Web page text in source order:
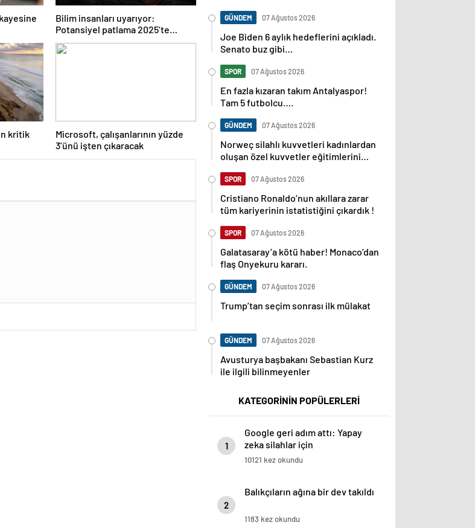
Bilim insanları uyarıyor:
Potansiyel patlama 2025’te
bekleniyor!
kritik
Microsoft, çalışanlarının yüzde
3’ünü işten çıkaracak
GÜNDEM 07 Ağustos 2026
Joe Biden 6 aylık hedeflerini açıkladı.
Senato buz gibi…
SPOR 07 Ağustos 2026
En fazla kızaran takım Antalyaspor!
Tam 5 futbolcu….
GÜNDEM 07 Ağustos 2026
Norweç silahlı kuvvetleri kadınlardan
oluşan özel kuvvetler eğitimlerini
SPOR 07 Ağustos 2026
Cristiano Ronaldo’nun akıllara zarar
tüm kariyerinin istatistiğini çıkardık !
SPOR 07 Ağustos 2026
Galatasaray’a kötü haber! Monaco’dan
flaş Onyekuru kararı.
GÜNDEM 07 Ağustos 2026
Trump’tan seçim sonrası ilk mülakat
GÜNDEM 07 Ağustos 2026
Avusturya başbakanı Sebastian Kurz
ile ilgili bilinmeyenler
KATEGORİNİN POPÜLERLERİ
1
Google geri adım attı: Yapay
zeka silahlar için
kullanılabilecek
10121 kez okundu
2
Balıkçıların ağına bir dev takıldı
1183 kez okundu